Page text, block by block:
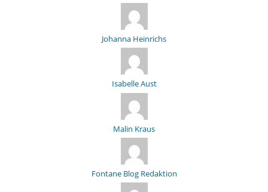
Johanna Heinrichs
Isabelle Aust
Malin Kraus
Fontane Blog Redaktion